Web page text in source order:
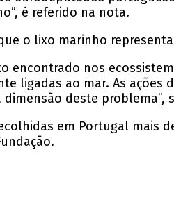
é referido na nota.
o lixo marinho
encontrado nos
ligadas ao mar. As
deste problema”,
em Portugal mais